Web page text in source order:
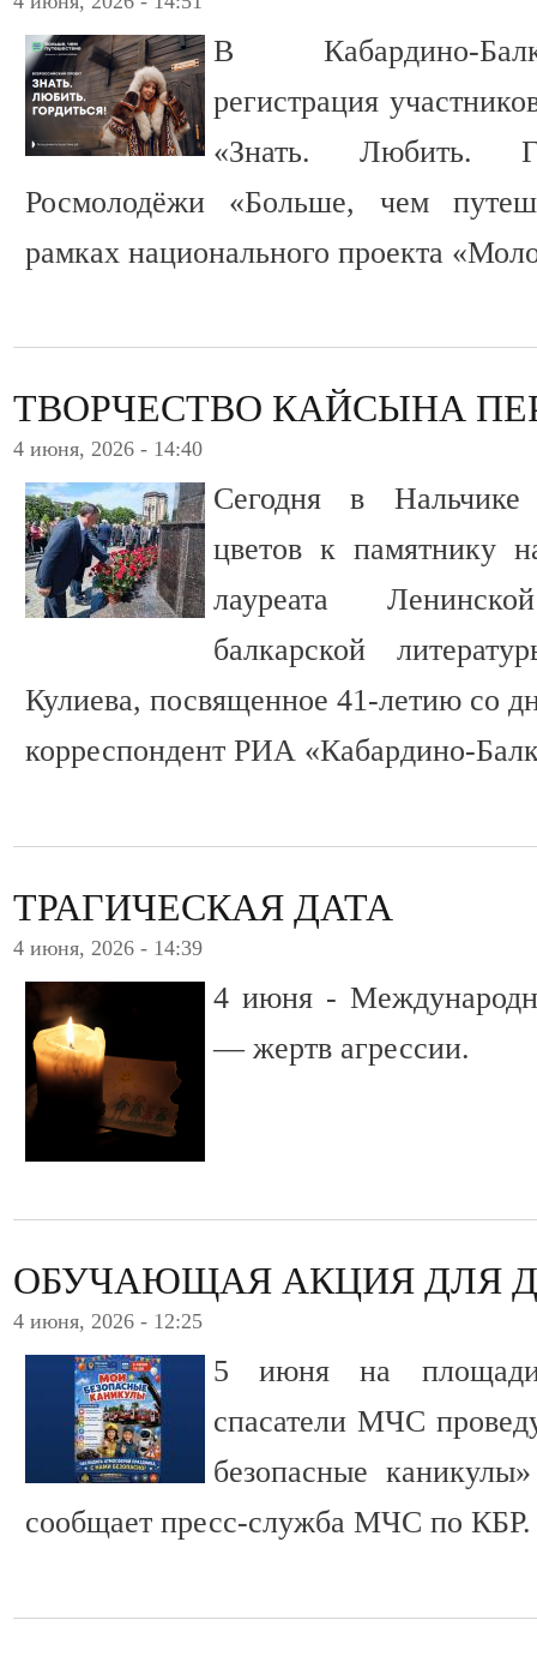
В Кабардино-
регистрация
«Знать. Любить.
Росмолодёжи «Больше, чем
рамках национального проекта
ТВОРЧЕСТВО КАЙСЫНА
4 июня, 2026 - 14:40
Сегодня в Нальчике
цветов к памятнику
лауреата
балкарской
Кулиева, посвященное 41-летию со
корреспондент РИА «Кабардино-
ТРАГИЧЕСКАЯ ДАТА
4 июня, 2026 - 14:39
4 июня -
— жертв агрессии.
ОБУЧАЮЩАЯ АКЦИЯ ДЛЯ
4 июня, 2026 - 12:25
5 июня на
спасатели МЧС
безопасные
сообщает пресс-служба МЧС по КБР.